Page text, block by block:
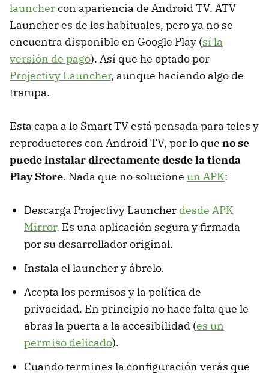
launchercon apariencia de Android TV. ATV
Launcher es de los habituales, pero ya no se
encuentra disponible en Google Play (sí la
versión de pago). Así que he optado por
Projectivy Launcher, aunque haciendo algo de
trampa.
Esta capa a lo Smart TV está pensada para teles y
reproductores con Android TV, por lo que no se
puede instalar directamente desde la tienda
Play Store. Nada que no solucione un APK:
Descarga Projectivy Launcher desde APK
Mirror. Es una aplicación segura y firmada
por su desarrollador original.
Instala el launcher y ábrelo.
Acepta los permisos y la política de
privacidad. En principio no hace falta que le
abras la puerta a la accesibilidad (es un
permiso delicado).
Cuando termines la configuración verás que